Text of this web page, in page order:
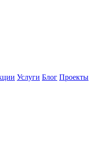
Услуги Блог Проекты